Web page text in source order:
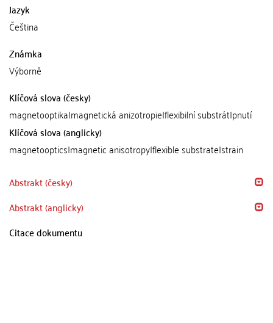
Jazyk
Čeština
Známka
Výborně
Klíčová slova (česky)
magnetooptika|magnetická anizotropie|flexibilní substrát|pnutí
Klíčová slova (anglicky)
magnetooptics|magnetic anisotropy|flexible substrate|strain
Abstrakt (česky)
Abstrakt (anglicky)
Citace dokumentu